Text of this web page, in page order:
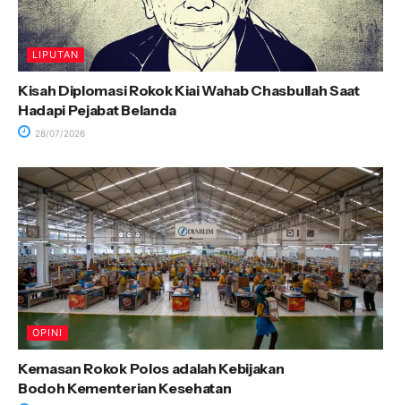
LIPUTAN
Kisah Diplomasi Rokok Kiai Wahab Chasbullah Saat
Hadapi Pejabat Belanda
28/07/2026
OPINI
Kemasan Rokok Polos adalah Kebijakan
Bodoh Kementerian Kesehatan